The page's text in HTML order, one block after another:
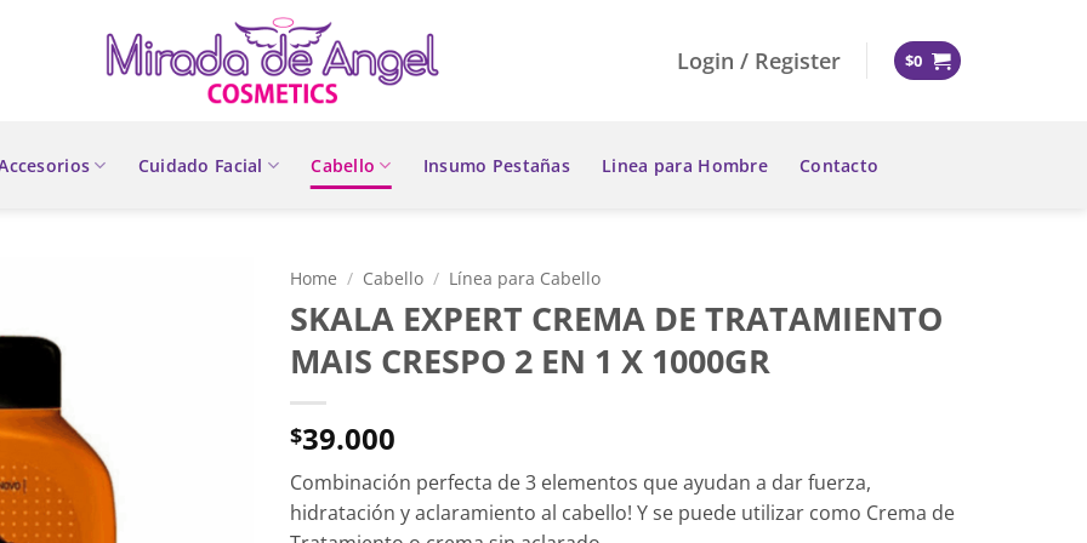
Login / Register $0
Cuidado Facial Cabello Insumo Pestañas Linea para Hombre Contacto
Home / Cabello / Línea para Cabello
SKALA EXPERT CREMA DE TRATAMIENTO
MAIS CRESPO 2 EN 1 X 1000GR
$39.000
Combinación perfecta de 3 elementos que ayudan a dar fuerza,
hidratación y aclaramiento al cabello! Y se puede utilizar como Crema de